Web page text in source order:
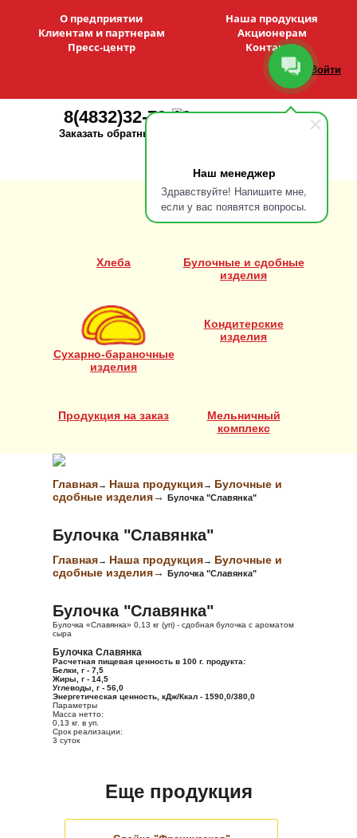
Наш менеджер
Здравствуйте! Напишите мне,
если у вас появятся вопросы.
О предприятии
Наша продукция
Клиентам и партнерам
Акционерам
Пресс-центр
Контакты
8(4832)32-79-10
Заказать обратный звонок
Войти
Хлеба
Булочные и сдобные
изделия
Сухарно-бараночные
изделия
Кондитерские
изделия
Продукция на заказ
Мельничный
комплекс
Главная→ Наша продукция→ Булочные и
сдобные изделия→ Булочка "Славянка"
Булочка "Славянка"
Главная→ Наша продукция→ Булочные и
сдобные изделия→ Булочка "Славянка"
Булочка "Славянка"
Булочка «Славянка» 0,13 кг (уп) - сдобная булочка с ароматом
сыра
Булочка Славянка
Расчетная пищевая ценность в 100 г. продукта:
Белки, г - 7,5
Жиры, г - 14,5
Углеводы, г - 56,0
Энергетическая ценность, кДж/Ккал - 1590,0/380,0
Параметры
Масса нетто:
0,13 кг. в уп.
Срок реализации:
3 суток
Еще продукция